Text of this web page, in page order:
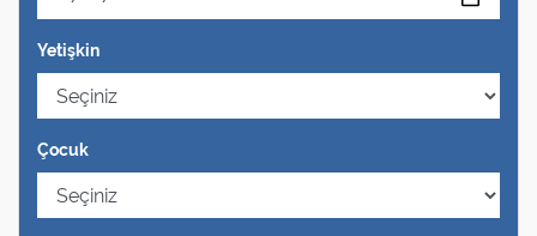
Yetişkin
Çocuk